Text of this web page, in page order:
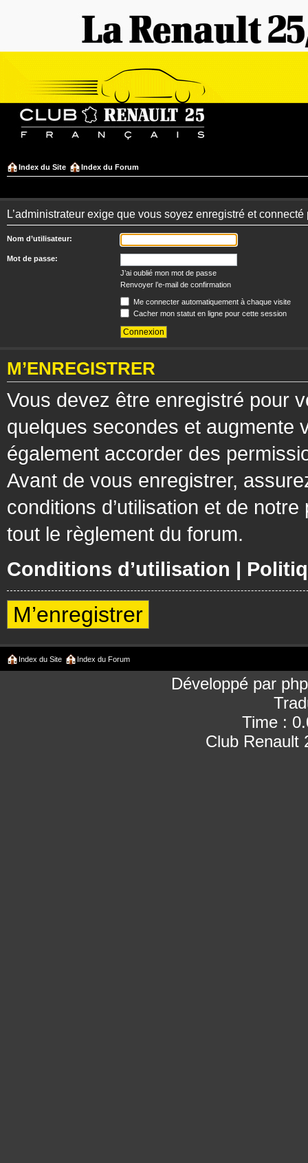
Index du Site Index du Forum
L’administrateur exige que vous soyez enregistré et
Nom d’utilisateur:
Mot de passe:
J’ai oublié mon mot de passe
Renvoyer l’e-mail de confirmation
Me connecter automatiquement à chaque visite
Cacher mon statut en ligne pour cette session
M’ENREGISTRER
Vous devez être enregistré pour
quelques secondes et augmente
également accorder des
Avant de vous enregistrer,
conditions d’utilisation et de
tout le règlement du forum.
Conditions d’utilisation |
M’enregistrer
Index du Site Index du Forum
Développé par
Time :
Club Renault